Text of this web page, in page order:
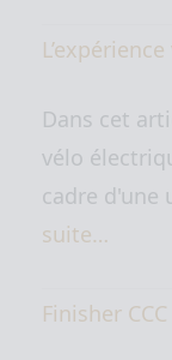
Dans cet
vélo
cadre d'une
suite…
Finisher